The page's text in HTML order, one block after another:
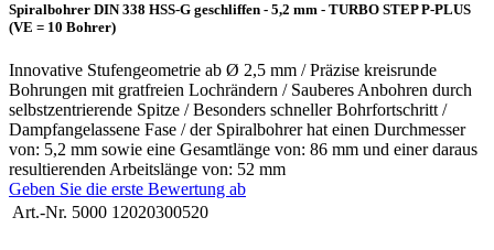
Spiralbohrer DIN 338 HSS-G geschliffen - 5,2 mm - TURBO STEP P-PLUS
(VE = 10 Bohrer)
Innovative Stufengeometrie ab Ø 2,5 mm / Präzise kreisrunde
Bohrungen mit gratfreien Lochrändern / Sauberes Anbohren durch
selbstzentrierende Spitze / Besonders schneller Bohrfortschritt /
Dampfangelassene Fase / der Spiralbohrer hat einen Durchmesser
von: 5,2 mm sowie eine Gesamtlänge von: 86 mm und einer daraus
resultierenden Arbeitslänge von: 52 mm
Geben Sie die erste Bewertung ab
Art.-Nr. 5000 12020300520